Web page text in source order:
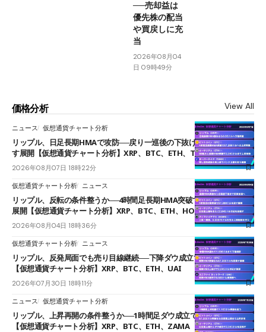
──売却益は
優先株の配当
や買戻しに充
当
2026年08月04
日 09時49分
価格分析 View All
ニュース 仮想通貨チャート分析
リップル、日足長期HMAで攻防──戻り一巡後の下抜けで0.95ドルを試
す展開【仮想通貨チャート分析】XRP、BTC、ETH、TAKE
2026年08月07日 18時22分
仮想通貨チャート分析 ニュース
リップル、反転の条件整うか──4時間足長期HMA突破で雲下端を目指す
展開【仮想通貨チャート分析】XRP、BTC、ETH、HOME
2026年08月04日 18時36分
仮想通貨チャート分析 ニュース
リップル、反発局面でも売り目線継続──下降ダウ成立で下値追う展開
【仮想通貨チャート分析】XRP、BTC、ETH、UAI
2026年07月30日 18時11分
ニュース 仮想通貨チャート分析
リップル、上昇再開の条件整うか──1時間足ダウ成立で1.185ドルを狙う
【仮想通貨チャート分析】XRP、BTC、ETH、ZAMA